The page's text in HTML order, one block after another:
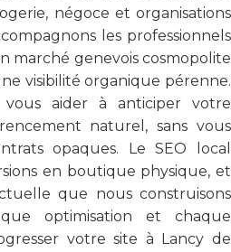
négoce et organisations
les professionnels
marché genevois cosmopolite
visibilité organique pérenne.
aider à anticiper votre
naturel, sans vous
opaques. Le SEO local
en boutique physique, et
que nous construisons
optimisation et chaque
votre site à Lancy de